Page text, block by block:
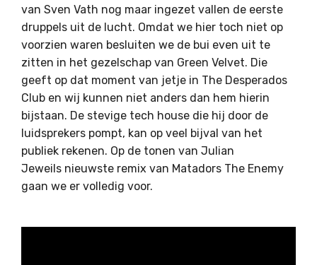
van Sven Vath nog maar ingezet vallen de eerste
druppels uit de lucht. Omdat we hier toch niet op
voorzien waren besluiten we de bui even uit te
zitten in het gezelschap van Green Velvet. Die
geeft op dat moment van jetje in The Desperados
Club en wij kunnen niet anders dan hem hierin
bijstaan. De stevige tech house die hij door de
luidsprekers pompt, kan op veel bijval van het
publiek rekenen. Op de tonen van Julian
Jeweils nieuwste remix van Matadors The Enemy
gaan we er volledig voor.